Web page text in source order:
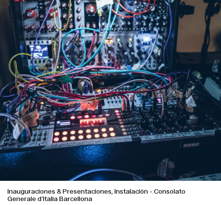
Inauguraciones & Presentaciones, Instalación - Consolato
Generale d’Italia Barcellona